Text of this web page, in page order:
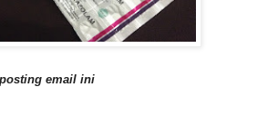
email ini